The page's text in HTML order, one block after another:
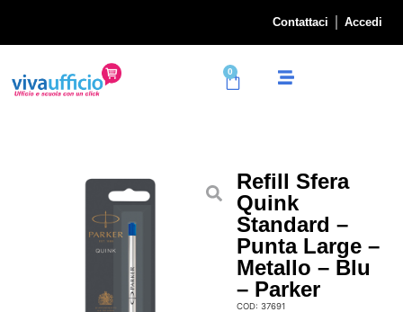
Contattaci Accedi
0
Refill Sfera
Quink
Standard –
Punta Large –
Metallo – Blu
– Parker
COD: 37691